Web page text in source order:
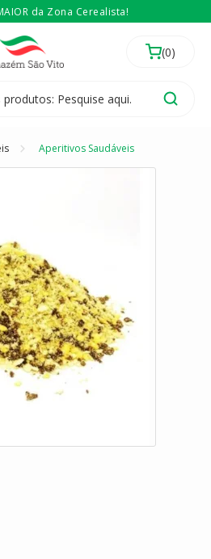
da Zona Cerealista!
Zona Cerealista de São Paulo!
Compre no atacado
Aperitivos Saudáveis